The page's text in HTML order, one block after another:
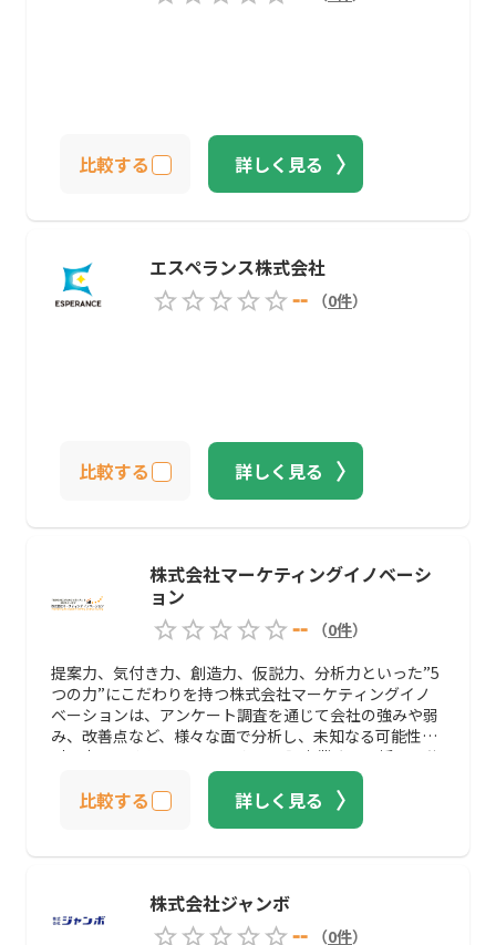
比較する 詳しく見る
エスペランス株式会社
--
（0件）
比較する 詳しく見る
株式会社マーケティングイノベーシ
ョン
--
（0件）
提案力、気付き力、創造力、仮説力、分析力といった”5
つの力”にこだわりを持つ株式会社マーケティングイノ
ベーションは、アンケート調査を通じて会社の強みや弱
み、改善点など、様々な面で分析し、未知なる可能性を
引き出してくれます。 アンケート調査業務を一括して依
頼することができる一方で、アンケート調査のノウハウ
を講習・サポートしてもらうことも可能です。
比較する 詳しく見る
株式会社ジャンボ
--
（0件）